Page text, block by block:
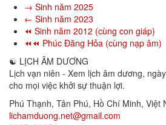
→ Sinh năm 2025
← Sinh năm 2023
⏪ Sinh năm 2012 (cùng con giáp)
⏪⏪ Phúc Đăng Hỏa (cùng nạp âm)
☯ LỊCH ÂM DƯƠNG
Lịch vạn niên - Xem lịch âm dương,
cho mọi việc khởi sự thuận lợi.
Phú Thạnh, Tân Phú, Hồ Chí Minh, Việt
lichamduong.net@gmail.com